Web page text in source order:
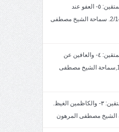
خطبة الجمعة: سمات المتقين: ٥- العفو عند
المقدرة. بتاريخ 27 2/1447. سماحة الشيخ مصطفى
خطبة الجمعة: سمات المتقين: ٤- والعافين عن
الناس.بتاريخ13/2/1447,سماحة الشيخ مصطفى
خطبة الجمعةسمات المتقين: ٣- والكاظمين الغيظ.